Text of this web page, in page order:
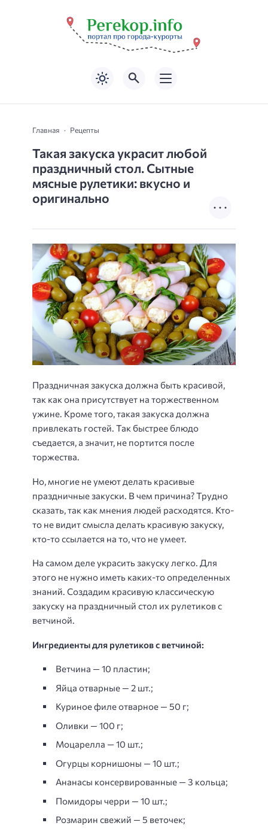
Главная Рецепты
Такая закуска украсит любой
праздничный стол. Сытные
мясные рулетики: вкусно и
оригинально
Праздничная закуска должна быть красивой,
так как она присутствует на торжественном
ужине. Кроме того, такая закуска должна
привлекать гостей. Так быстрее блюдо
съедается, а значит, не портится после
торжества.
Но, многие не умеют делать красивые
праздничные закуски. В чем причина? Трудно
сказать, так как мнения людей расходятся. Кто-
то не видит смысла делать красивую закуску,
кто-то ссылается на то, что не умеет.
На самом деле украсить закуску легко. Для
этого не нужно иметь каких-то определенных
знаний. Создадим красивую классическую
закуску на праздничный стол их рулетиков с
ветчиной.
Ингредиенты для рулетиков с ветчиной:
Ветчина — 10 пластин;
Яйца отварные — 2 шт.;
Куриное филе отварное — 50 г;
Оливки — 100 г;
Моцарелла — 10 шт.;
Огурцы корнишоны — 10 шт.;
Ананасы консервированные — 3 кольца;
Помидоры черри — 10 шт.;
Розмарин свежий — 5 веточек;